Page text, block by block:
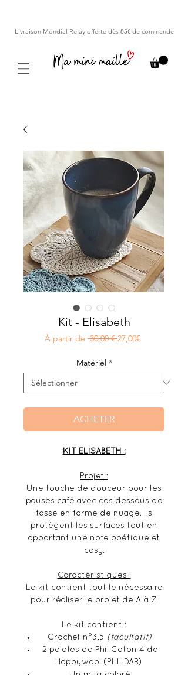
Livraison Mondial Relay offerte dès 85€ de commande
Kit - Elisabeth
À partir de 30,00 € Prix
27,00€
Matériel *
ACHETER
KIT ELISABETH :
Projet :
Une touche de douceur pour les
pauses café avec ces dessous de
tasse en forme de nuage. Ils
protègent les surfaces tout en
apportant une note poétique et
cosy.
Caractéristiques :
Le kit contient tout le nécessaire
pour réaliser le projet de A à Z.
Le kit contient :
Crochet n°3.5 (facultatif)
2 pelotes de Phil Coton 4 de
Happywool (PHILDAR)